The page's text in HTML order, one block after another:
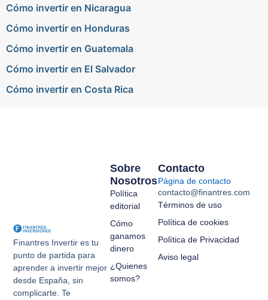
Cómo invertir en Nicaragua
Cómo invertir en Honduras
Cómo invertir en Guatemala
Cómo invertir en El Salvador
Cómo invertir en Costa Rica
Finantres Invertir es tu
punto de partida para
aprender a invertir mejor
desde España, sin
complicarte. Te
Sobre
Nosotros
Política
editorial
Cómo
ganamos
dinero
¿Quienes
somos?
Contacto
Página de contacto
contacto@finantres.com
Términos de uso
Política de cookies
Política de Privacidad
Aviso legal